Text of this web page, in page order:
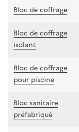
Bloc de coffrage
Bloc de coffrage
isolant
Bloc de coffrage
pour piscine
Bloc sanitaire
préfabriqué